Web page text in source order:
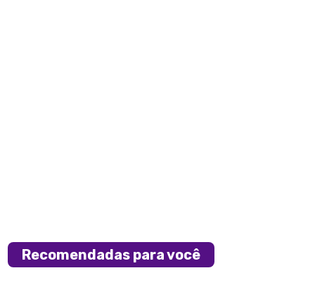
Recomendadas para você